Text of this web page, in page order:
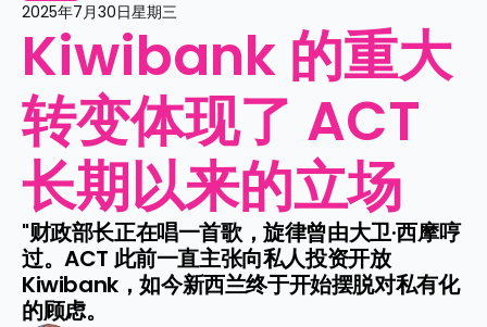
2025年7月30日星期三
Kiwibank 的重大
转变体现了 ACT
长期以来的立场
"财政部长正在唱一首歌，旋律曾由大卫·西摩哼
过。ACT 此前一直主张向私人投资开放
Kiwibank，如今新西兰终于开始摆脱对私有化
的顾虑。